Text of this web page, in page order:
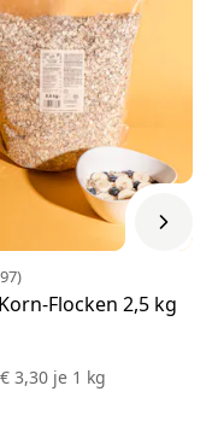
Flocken 2,5 kg
€ 3,30 je 1 kg